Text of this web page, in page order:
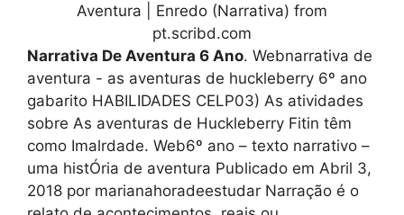
Aventura | Enredo (Narrativa) from
pt.scribd.com
Narrativa De Aventura 6 Ano. Webnarrativa de
aventura - as aventuras de huckleberry 6º ano
gabarito HABILIDADES CELP03) As atividades
sobre As aventuras de Huckleberry Fitin têm
como Imalrdade. Web6º ano – texto narrativo –
uma histÓria de aventura Publicado em Abril 3,
2018 por marianahoradeestudar Narração é o